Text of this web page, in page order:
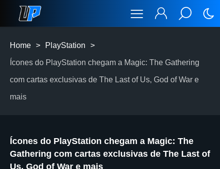
Home > PlayStation >
Ícones do PlayStation chegam a Magic: The Gathering
com cartas exclusivas de The Last of Us, God of War e
mais
Ícones do PlayStation chegam a Magic: The
Gathering com cartas exclusivas de The Last of
Us, God of War e mais